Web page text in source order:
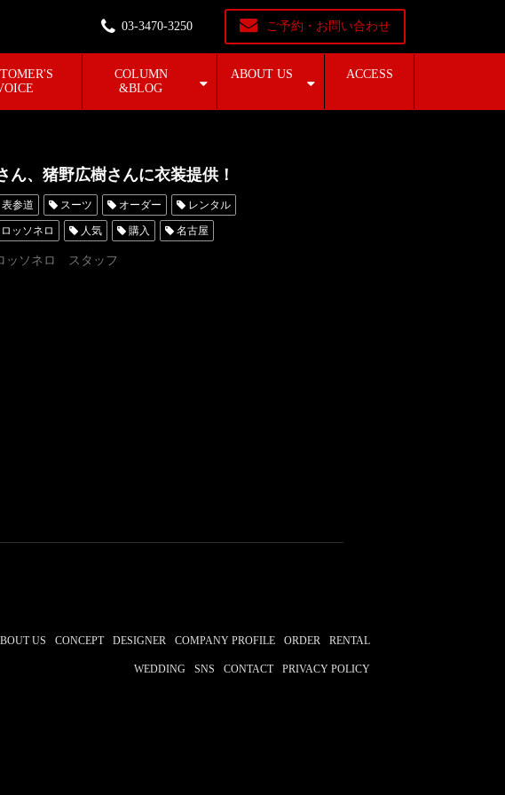
03-3470-3250 ご予約・お問い合わせ
COLUMN
&BLOG
ABOUT US ACCESS
、猪野広樹さんに衣装提供！
表参道 スーツ オーダー レンタル
ロッソネロ 人気 購入 名古屋
古屋 新郎衣装
ッソネロ スタッフ
US CONCEPT DESIGNER COMPANY PROFILE ORDER RENTAL
WEDDING SNS CONTACT PRIVACY POLICY